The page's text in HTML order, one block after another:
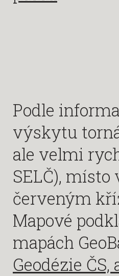
Podle
výskytu
ale velmi
SELČ),
červeným
Mapové
mapách
Geodézie ČS,